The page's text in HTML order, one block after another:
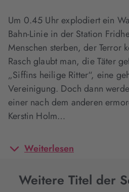
Um 0.45 Uhr explodiert ein
Bahn-Linie in der Station
Menschen sterben, der Terror
Rasch glaubt man, die Täter
„Siffins heilige Ritter“, eine
Vereinigung. Doch dann
einer nach dem anderen
Kerstin Holm…
Weiterlesen
Weitere Titel der